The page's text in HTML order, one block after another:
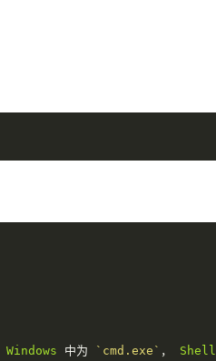
Windows 中为 `cmd.exe` ， Shell